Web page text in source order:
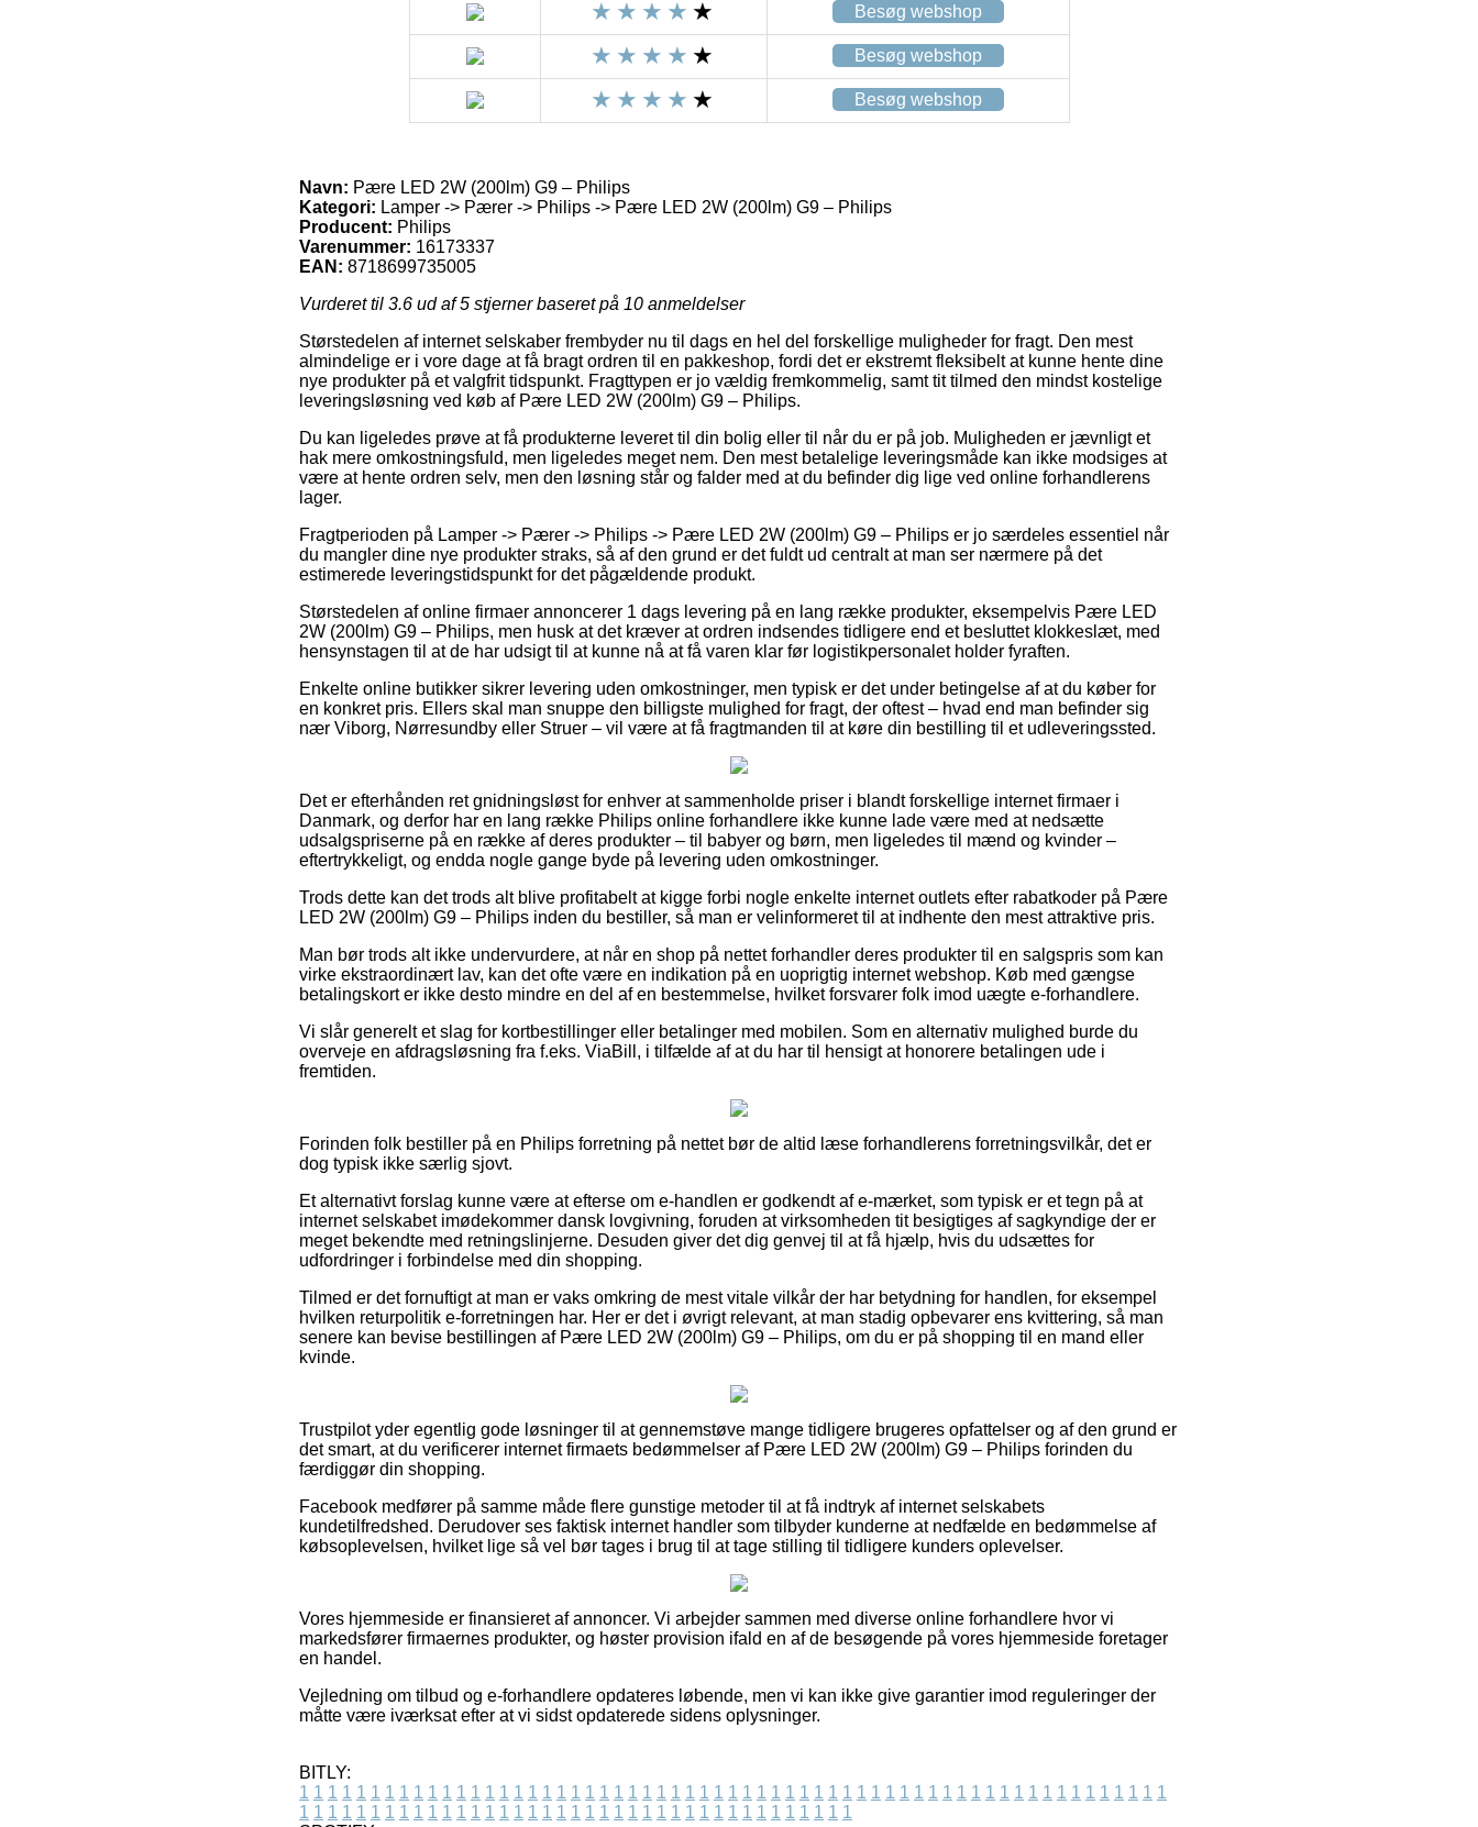
Besøg webshop
Besøg webshop
Besøg webshop
Navn: Pære LED 2W (200lm) G9 – Philips
Kategori: Lamper -> Pærer -> Philips -> Pære LED 2W (200lm) G9 – Philips
Producent: Philips
Varenummer: 16173337
EAN: 8718699735005
Vurderet til 3.6 ud af 5 stjerner baseret på 10 anmeldelser
Størstedelen af internet selskaber frembyder nu til dags en hel del forskellige muligheder for fragt. Den mest
almindelige er i vore dage at få bragt ordren til en pakkeshop, fordi det er ekstremt fleksibelt at kunne hente dine
nye produkter på et valgfrit tidspunkt. Fragttypen er jo vældig fremkommelig, samt tit tilmed den mindst kostelige
leveringsløsning ved køb af Pære LED 2W (200lm) G9 – Philips.
Du kan ligeledes prøve at få produkterne leveret til din bolig eller til når du er på job. Muligheden er jævnligt et
hak mere omkostningsfuld, men ligeledes meget nem. Den mest betalelige leveringsmåde kan ikke modsiges at
være at hente ordren selv, men den løsning står og falder med at du befinder dig lige ved online forhandlerens
lager.
Fragtperioden på Lamper -> Pærer -> Philips -> Pære LED 2W (200lm) G9 – Philips er jo særdeles essentiel når
du mangler dine nye produkter straks, så af den grund er det fuldt ud centralt at man ser nærmere på det
estimerede leveringstidspunkt for det pågældende produkt.
Størstedelen af online firmaer annoncerer 1 dags levering på en lang række produkter, eksempelvis Pære LED
2W (200lm) G9 – Philips, men husk at det kræver at ordren indsendes tidligere end et besluttet klokkeslæt, med
hensynstagen til at de har udsigt til at kunne nå at få varen klar før logistikpersonalet holder fyraften.
Enkelte online butikker sikrer levering uden omkostninger, men typisk er det under betingelse af at du køber for
en konkret pris. Ellers skal man snuppe den billigste mulighed for fragt, der oftest – hvad end man befinder sig
nær Viborg, Nørresundby eller Struer – vil være at få fragtmanden til at køre din bestilling til et udleveringssted.
Det er efterhånden ret gnidningsløst for enhver at sammenholde priser i blandt forskellige internet firmaer i
Danmark, og derfor har en lang række Philips online forhandlere ikke kunne lade være med at nedsætte
udsalgspriserne på en række af deres produkter – til babyer og børn, men ligeledes til mænd og kvinder –
eftertrykkeligt, og endda nogle gange byde på levering uden omkostninger.
Trods dette kan det trods alt blive profitabelt at kigge forbi nogle enkelte internet outlets efter rabatkoder på Pære
LED 2W (200lm) G9 – Philips inden du bestiller, så man er velinformeret til at indhente den mest attraktive pris.
Man bør trods alt ikke undervurdere, at når en shop på nettet forhandler deres produkter til en salgspris som kan
virke ekstraordinært lav, kan det ofte være en indikation på en uoprigtig internet webshop. Køb med gængse
betalingskort er ikke desto mindre en del af en bestemmelse, hvilket forsvarer folk imod uægte e-forhandlere.
Vi slår generelt et slag for kortbestillinger eller betalinger med mobilen. Som en alternativ mulighed burde du
overveje en afdragsløsning fra f.eks. ViaBill, i tilfælde af at du har til hensigt at honorere betalingen ude i
fremtiden.
Forinden folk bestiller på en Philips forretning på nettet bør de altid læse forhandlerens forretningsvilkår, det er
dog typisk ikke særlig sjovt.
Et alternativt forslag kunne være at efterse om e-handlen er godkendt af e-mærket, som typisk er et tegn på at
internet selskabet imødekommer dansk lovgivning, foruden at virksomheden tit besigtiges af sagkyndige der er
meget bekendte med retningslinjerne. Desuden giver det dig genvej til at få hjælp, hvis du udsættes for
udfordringer i forbindelse med din shopping.
Tilmed er det fornuftigt at man er vaks omkring de mest vitale vilkår der har betydning for handlen, for eksempel
hvilken returpolitik e-forretningen har. Her er det i øvrigt relevant, at man stadig opbevarer ens kvittering, så man
senere kan bevise bestillingen af Pære LED 2W (200lm) G9 – Philips, om du er på shopping til en mand eller
kvinde.
Trustpilot yder egentlig gode løsninger til at gennemstøve mange tidligere brugeres opfattelser og af den grund er
det smart, at du verificerer internet firmaets bedømmelser af Pære LED 2W (200lm) G9 – Philips forinden du
færdiggør din shopping.
Facebook medfører på samme måde flere gunstige metoder til at få indtryk af internet selskabets
kundetilfredshed. Derudover ses faktisk internet handler som tilbyder kunderne at nedfælde en bedømmelse af
købsoplevelsen, hvilket lige så vel bør tages i brug til at tage stilling til tidligere kunders oplevelser.
Vores hjemmeside er finansieret af annoncer. Vi arbejder sammen med diverse online forhandlere hvor vi
markedsfører firmaernes produkter, og høster provision ifald en af de besøgende på vores hjemmeside foretager
en handel.
Vejledning om tilbud og e-forhandlere opdateres løbende, men vi kan ikke give garantier imod reguleringer der
måtte være iværksat efter at vi sidst opdaterede sidens oplysninger.
BITLY:
1 1 1 1 1 1 1 1 1 1 1 1 1 1 1 1 1 1 1 1 1 1 1 1 1 1 1 1 1 1 1 1 1 1 1 1 1 1 1 1 1 1 1 1 1 1 1 1 1 1 1 1 1 1 1 1 1 1 1 1 1
1 1 1 1 1 1 1 1 1 1 1 1 1 1 1 1 1 1 1 1 1 1 1 1 1 1 1 1 1 1 1 1 1 1 1 1 1 1 1